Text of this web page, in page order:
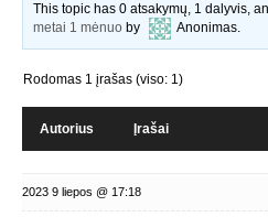
This topic has 0 atsakymų, 1 dalyvis,
metai 1 mėnuo by Anonimas.
Rodomas 1 įrašas (viso: 1)
Autorius Įrašai
2023 9 liepos @ 17:18